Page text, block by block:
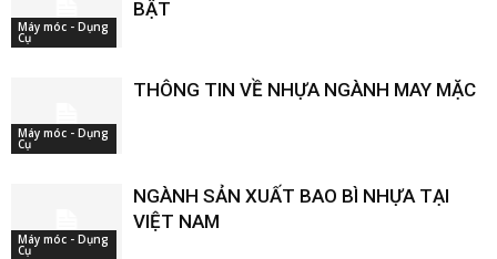
Máy móc - Dụng
Cụ
BẬT
Máy móc - Dụng
Cụ
THÔNG TIN VỀ NHỰA NGÀNH MAY MẶC
Máy móc - Dụng
Cụ
NGÀNH SẢN XUẤT BAO BÌ NHỰA TẠI
VIỆT NAM